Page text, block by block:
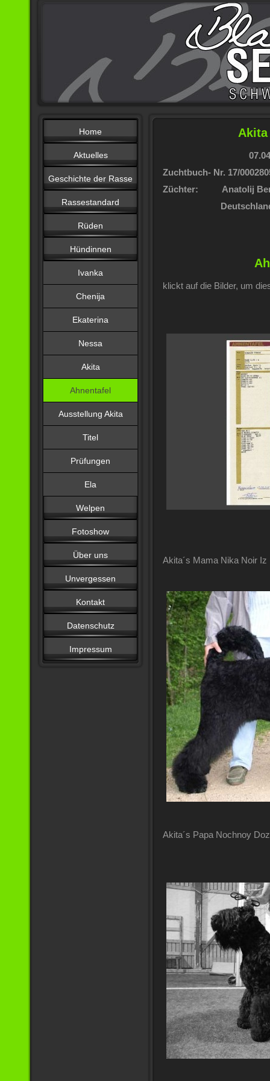
Home
Aktuelles
Geschichte der Rasse
Rassestandard
Rüden
Hündinnen
Ivanka
Chenija
Ekaterina
Nessa
Akita
Ahnentafel
Ausstellung Akita
Titel
Prüfungen
Ela
Welpen
Fotoshow
Über uns
Unvergessen
Kontakt
Datenschutz
Impressum
Zuchtbuch- Nr. 17/
Züchter: Anatolij
klickt auf die Bilder, um
Akita´s Mama Nika Noir
Akita´s Papa Nochnoy